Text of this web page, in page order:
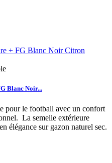
Blanc Noir...
pour le football avec un confort
La semelle extérieure
élégance sur gazon naturel sec.